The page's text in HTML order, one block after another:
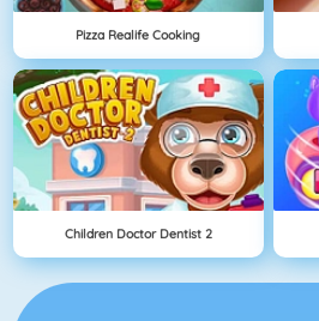
Pizza Realife Cooking
Children Doctor Dentist 2